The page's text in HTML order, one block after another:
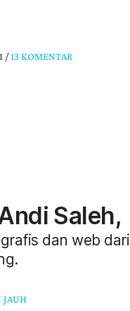
/13 KOMENTAR
Saleh,
dan web dari
JAUH